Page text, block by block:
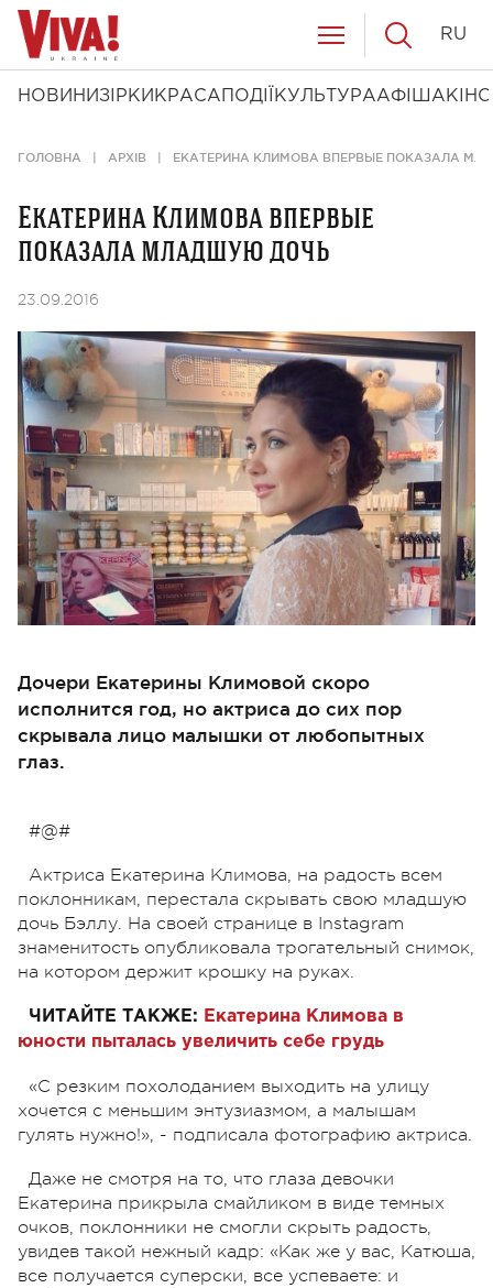
НОВИНИ ЗІРКИ КРАСА ПОДІЇ КУЛЬТУРААФІША КІНО
RU
ГОЛОВНА АРХІВ ЕКАТЕРИНА КЛИМОВА ВПЕРВЫЕ ПОКАЗАЛА
Екатерина Климова впервые
показала младшую дочь
23.09.2016
Дочери Екатерины Климовой скоро
исполнится год, но актриса до сих пор
скрывала лицо малышки от любопытных
глаз.
#@#
Актриса Екатерина Климова, на радость всем
поклонникам, перестала скрывать свою младшую
дочь Бэллу. На своей странице в Instagram
знаменитость опубликовала трогательный снимок,
на котором держит крошку на руках.
ЧИТАЙТЕ ТАКЖЕ: Екатерина Климова в
юности пыталась увеличить себе грудь
«С резким похолоданием выходить на улицу
хочется с меньшим энтузиазмом, а малышам
гулять нужно!», - подписала фотографию актриса.
Даже не смотря на то, что глаза девочки
Екатерина прикрыла смайликом в виде темных
очков, поклонники не смогли скрыть радость,
увидев такой нежный кадр: «Как же у вас, Катюша,
все получается суперски, все успеваете: и